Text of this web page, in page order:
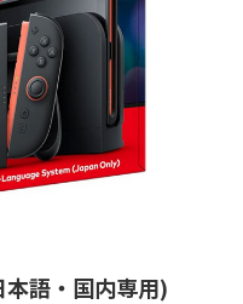
語・国内専用)